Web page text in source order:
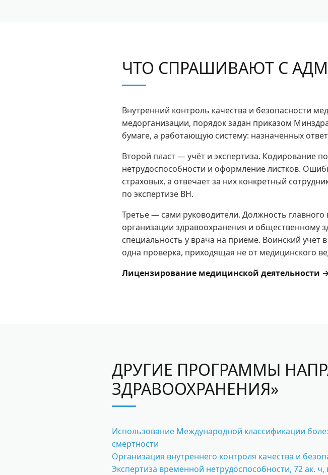
ЧТО СПРАШИВАЮТ С
Внутренний контроль качества и безопасности
медорганизации, порядок задан приказом
бумаге, а работающую систему: назначенных
Второй пласт — учёт и экспертиза. Кодирование
нетрудоспособности и оформление листков.
страховых, а отвечает за них конкретный
по экспертизе ВН.
Третье — сами руководители. Должность главного
организации здравоохранения и общественному
специальность у врача на приёме. Воинский
одна проверка, приходящая не от медицинского
Лицензирование медицинской деятельности
ДРУГИЕ ПРОГРАММЫ
ЗДРАВООХРАНЕНИЯ»
Использование Международной классификации
смертности
Организация внутреннего контроля качества и
Экспертиза временной нетрудоспособности, 72 ак.